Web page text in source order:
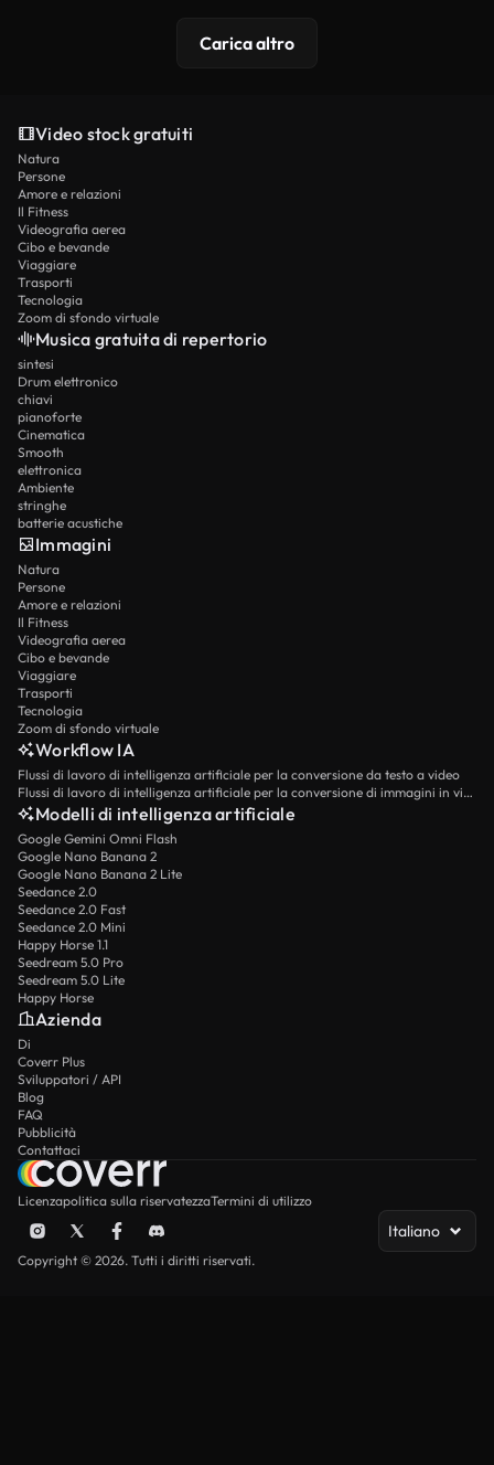
Carica altro
Video stock gratuiti
Natura
Persone
Amore e relazioni
Il Fitness
Videografia aerea
Cibo e bevande
Viaggiare
Trasporti
Tecnologia
Zoom di sfondo virtuale
Musica gratuita di repertorio
sintesi
Drum elettronico
chiavi
pianoforte
Cinematica
Smooth
elettronica
Ambiente
stringhe
batterie acustiche
Immagini
Natura
Persone
Amore e relazioni
Il Fitness
Videografia aerea
Cibo e bevande
Viaggiare
Trasporti
Tecnologia
Zoom di sfondo virtuale
Workflow IA
Flussi di lavoro di intelligenza artificiale per la conversione da testo a video
Flussi di lavoro di intelligenza artificiale per la conversione di immagini in video
Modelli di intelligenza artificiale
Google Gemini Omni Flash
Google Nano Banana 2
Google Nano Banana 2 Lite
Seedance 2.0
Seedance 2.0 Fast
Seedance 2.0 Mini
Happy Horse 1.1
Seedream 5.0 Pro
Seedream 5.0 Lite
Happy Horse
Azienda
Di
Coverr Plus
Sviluppatori / API
Blog
FAQ
Pubblicità
Contattaci
Licenzapolitica sulla riservatezzaTermini di utilizzo
Italiano
Copyright © 2026. Tutti i diritti riservati.